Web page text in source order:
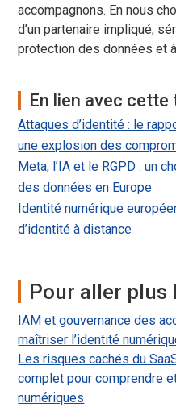
accompagnons. En nous
d’un partenaire impliqué,
protection des données et
En lien avec
Attaques d’identité : le
une explosion des
Meta, l’IA et le RGPD : un
des données en Europe
Identité numérique
d’identité à distance
Pour aller plus
IAM et gouvernance des
maîtriser l’identité
Les risques cachés du
complet pour comprendre
numériques